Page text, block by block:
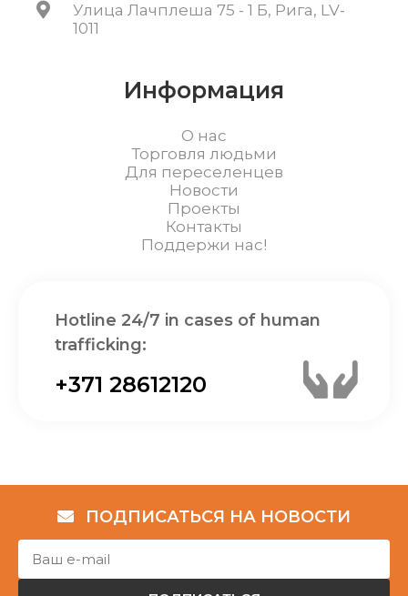
Улица Лачплеша 75 - 1 Б, Рига, LV-
1011
Информация
О нас
Торговля людьми
Для переселенцев
Новости
Проекты
Контакты
Поддержи нас!
Hotline 24/7 in cases of human
trafficking:
+371 28612120
ПОДПИСАТЬСЯ НА НОВОСТИ